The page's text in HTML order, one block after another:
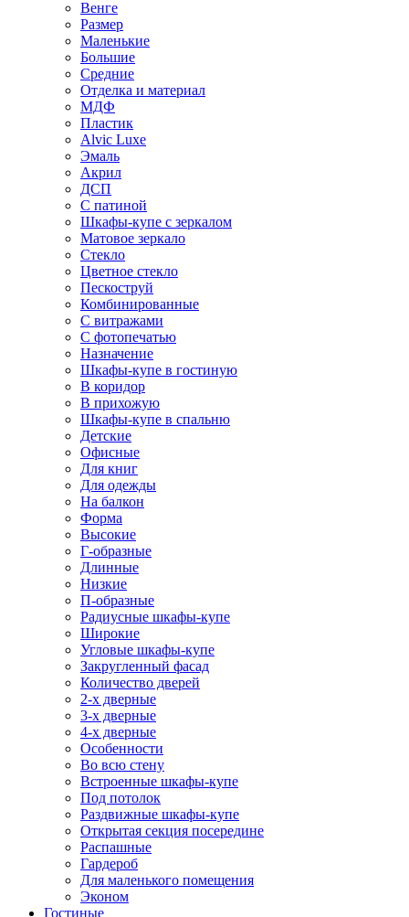
Венге
Размер
Маленькие
Большие
Средние
Отделка и материал
МДФ
Пластик
Alvic Luxe
Эмаль
Акрил
ДСП
С патиной
Шкафы-купе с зеркалом
Матовое зеркало
Стекло
Цветное стекло
Пескоструй
Комбинированные
С витражами
С фотопечатью
Назначение
Шкафы-купе в гостиную
В коридор
В прихожую
Шкафы-купе в спальню
Детские
Офисные
Для книг
Для одежды
На балкон
Форма
Высокие
Г-образные
Длинные
Низкие
П-образные
Радиусные шкафы-купе
Широкие
Угловые шкафы-купе
Закругленный фасад
Количество дверей
2-х дверные
3-х дверные
4-х дверные
Особенности
Во всю стену
Встроенные шкафы-купе
Под потолок
Раздвижные шкафы-купе
Открытая секция посередине
Распашные
Гардероб
Для маленького помещения
Эконом
Гостиные